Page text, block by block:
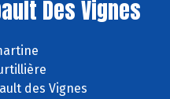
Des Vignes
des Vignes